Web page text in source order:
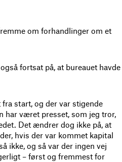
om forhandlinger om et
fortsat på, at bureauet havde
fra start, og der var stigende
har været presset, som jeg tror,
Det ændrer dog ikke på, at
hvis der var kommet kapital
ikke, og så var der ingen vej
– først og fremmest for